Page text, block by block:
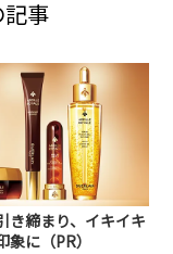
事
き締まり、イキイキ
象に（PR）